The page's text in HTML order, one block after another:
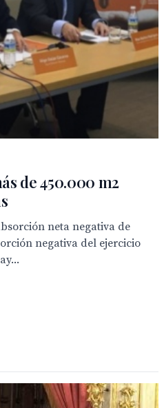
de 450.000 m2
neta negativa de
negativa del ejercicio